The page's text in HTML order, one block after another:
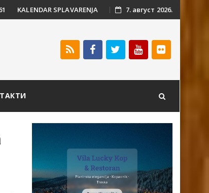
KALENDAR SPLAVARENJA 7. август 2026.